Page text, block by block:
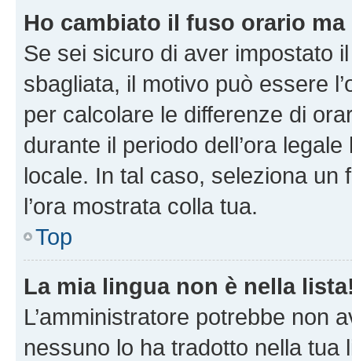
Ho cambiato il fuso orario ma
Se sei sicuro di aver impostato
sbagliata, il motivo può essere
per calcolare le differenze di
durante il periodo dell’ora
locale. In tal caso, seleziona
l’ora mostrata colla tua.
Top
La mia lingua non è nella
L’amministratore potrebbe non
nessuno lo ha tradotto nella tua